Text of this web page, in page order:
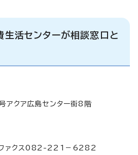
生活センターが相談窓口と
クア広島センター街8階
クス082-221－6282